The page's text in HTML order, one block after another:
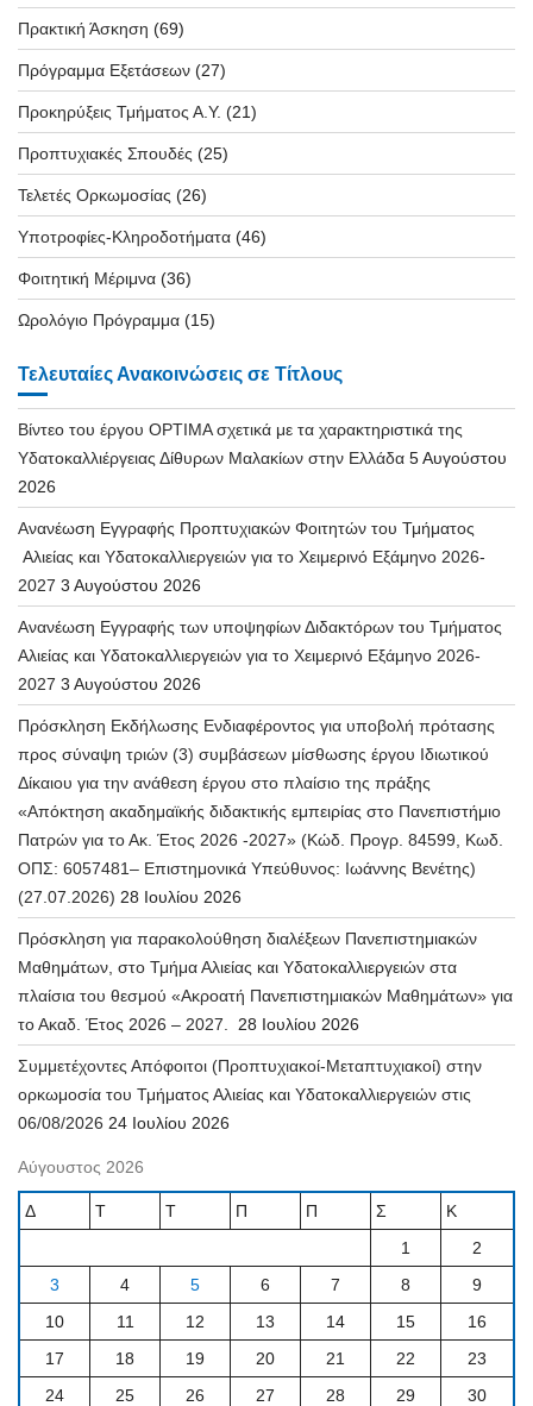
Πρακτική Άσκηση (69)
Πρόγραμμα Εξετάσεων (27)
Προκηρύξεις Τμήματος Α.Υ. (21)
Προπτυχιακές Σπουδές (25)
Τελετές Ορκωμοσίας (26)
Υποτροφίες-Κληροδοτήματα (46)
Φοιτητική Μέριμνα (36)
Ωρολόγιο Πρόγραμμα (15)
Τελευταίες Ανακοινώσεις σε Τίτλους
Βίντεο του έργου OPTIMA σχετικά με τα χαρακτηριστικά της
Υδατοκαλλιέργειας Δίθυρων Μαλακίων στην Ελλάδα 5 Αυγούστου
2026
Ανανέωση Εγγραφής Προπτυχιακών Φοιτητών του Τμήματος
Αλιείας και Υδατοκαλλιεργειών για το Χειμερινό Εξάμηνο 2026-
2027 3 Αυγούστου 2026
Ανανέωση Εγγραφής των υποψηφίων Διδακτόρων του Τμήματος
Αλιείας και Υδατοκαλλιεργειών για το Χειμερινό Εξάμηνο 2026-
2027 3 Αυγούστου 2026
Πρόσκληση Εκδήλωσης Ενδιαφέροντος για υποβολή πρότασης
προς σύναψη τριών (3) συμβάσεων μίσθωσης έργου Ιδιωτικού
Δίκαιου για την ανάθεση έργου στο πλαίσιο της πράξης
«Απόκτηση ακαδημαϊκής διδακτικής εμπειρίας στο Πανεπιστήμιο
Πατρών για το Ακ. Έτος 2026 -2027» (Κώδ. Προγρ. 84599, Κωδ.
ΟΠΣ: 6057481– Επιστημονικά Υπεύθυνος: Ιωάννης Βενέτης)
(27.07.2026) 28 Ιουλίου 2026
Πρόσκληση για παρακολούθηση διαλέξεων Πανεπιστημιακών
Μαθημάτων, στο Τμήμα Αλιείας και Υδατοκαλλιεργειών στα
πλαίσια του θεσμού «Ακροατή Πανεπιστημιακών Μαθημάτων» για
το Ακαδ. Έτος 2026 – 2027.
28 Ιουλίου 2026
Συμμετέχοντες Απόφοιτοι (Προπτυχιακοί-Μεταπτυχιακοί) στην
ορκωμοσία του Τμήματος Αλιείας και Υδατοκαλλιεργειών στις
06/08/2026 24 Ιουλίου 2026
Αύγουστος 2026
Δ Τ Τ Π Π Σ
Κ
1
2
3
4 5 6 7 8
9
10
11 12 13 14 15
16
17
18 19 20 21 22
23
24
25 26 27 28 29
30